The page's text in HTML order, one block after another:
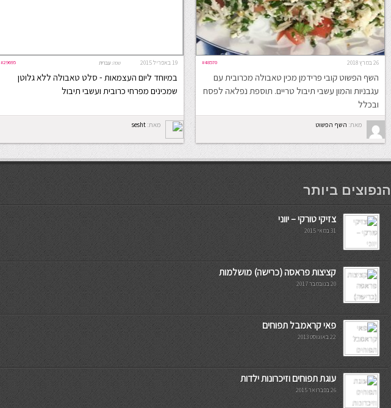
26 במרץ 2018 #48570
השף הפשוט קובי פרידמן מכין טאבולה מכרובית עם
עגבניות והמון עשבי תיבול טריים. תוספת נפלאה לפסח
ובכלל
מאת: השף הפשוט
19 באפריל 2015 #29695 שפה: עברית
במיוחד ליום העצמאות - סלט טאבולה ללא גלוטן
שמכינים מפרחי כרובית ועשבי תיבול
מאת: sesht
мостбет кг
הנפוצים ביותר
צזיקי טורקי – יווני
31 במאי 2015
קציצות פראסה (כרישה) מושלמות
20 בנובמבר 2017
פאי קראמבל תפוחים
22 באוגוסט 2013
עוגת תפוחים וזיכרונות ילדות
26 בפברואר 2015